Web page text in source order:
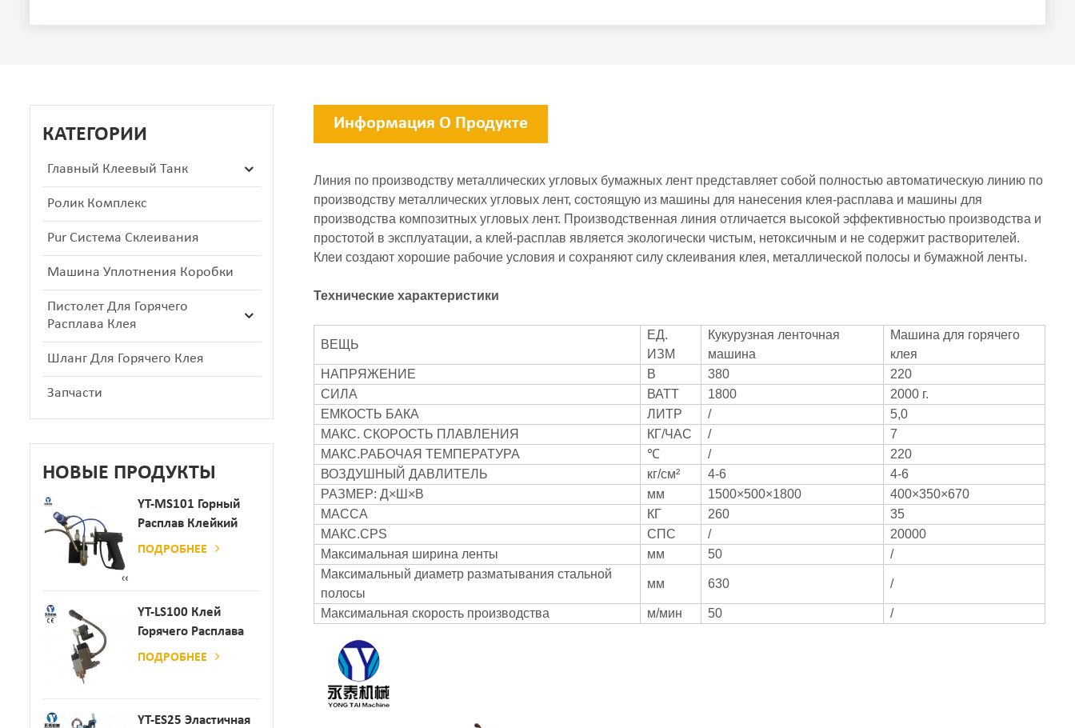
КАТЕГОРИИ
Главный Клеевый Танк
Ролик Комплекс
Pur Система Склеивания
Машина Уплотнения Коробки
Пистолет Для Горячего
Расплава Клея
Шланг Для Горячего Клея
Запчасти
НОВЫЕ ПРОДУКТЫ
YT-MS101 Горный
Расплав Клейкий
Распылительный
ПОДРОБНЕЕ
YT-LS100 Клей
Горячего Расплава
Клея
ПОДРОБНЕЕ
YT-ES25 Эластичная
Информация О Продукте
Линия по производству металлических угловых бумажных лент представляет собой полностью автоматическую линию по
производству металлических угловых лент, состоящую из машины для нанесения клея-расплава и машины для
производства композитных угловых лент. Производственная линия отличается высокой эффективностью производства и
простотой в эксплуатации, а клей-расплав является экологически чистым, нетоксичным и не содержит растворителей.
Клеи создают хорошие рабочие условия и сохраняют силу склеивания клея, металлической полосы и бумажной ленты.
Технические характеристики
ВЕЩЬ
ЕД.
ИЗМ
Кукурузная ленточная
машина
Машина для горячего
клея
НАПРЯЖЕНИЕ
В 380
220
СИЛА
ВАТТ 1800
2000 г.
ЕМКОСТЬ БАКА
ЛИТР /
5,0
МАКС. СКОРОСТЬ ПЛАВЛЕНИЯ
КГ/ЧАС /
7
МАКС.РАБОЧАЯ ТЕМПЕРАТУРА
℃ /
220
ВОЗДУШНЫЙ ДАВЛИТЕЛЬ
кг/см² 4-6
4-6
РАЗМЕР: Д×Ш×В
мм 1500×500×1800
400×350×670
МАССА
КГ 260
35
МАКС.CPS
СПС /
20000
Максимальная ширина ленты
мм 50
/
Максимальный диаметр разматывания стальной
полосы
мм 630 /
Максимальная скорость производства м/мин 50 /